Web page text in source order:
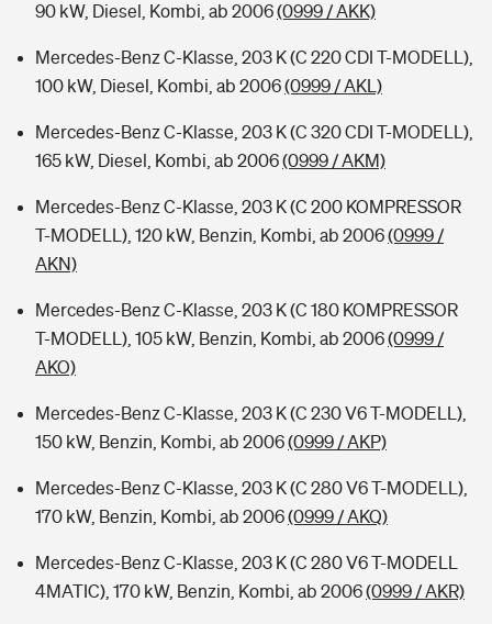
90 kW, Diesel, Kombi, ab 2006(0999 / AKK)
Mercedes-Benz C-Klasse, 203 K (C 220 CDI T-MODELL),
100 kW, Diesel, Kombi, ab 2006(0999 / AKL)
Mercedes-Benz C-Klasse, 203 K (C 320 CDI T-MODELL),
165 kW, Diesel, Kombi, ab 2006(0999 / AKM)
Mercedes-Benz C-Klasse, 203 K (C 200 KOMPRESSOR
T-MODELL), 120 kW, Benzin, Kombi, ab 2006(0999 /
AKN)
Mercedes-Benz C-Klasse, 203 K (C 180 KOMPRESSOR
T-MODELL), 105 kW, Benzin, Kombi, ab 2006(0999 /
AKO)
Mercedes-Benz C-Klasse, 203 K (C 230 V6 T-MODELL),
150 kW, Benzin, Kombi, ab 2006(0999 / AKP)
Mercedes-Benz C-Klasse, 203 K (C 280 V6 T-MODELL),
170 kW, Benzin, Kombi, ab 2006(0999 / AKQ)
Mercedes-Benz C-Klasse, 203 K (C 280 V6 T-MODELL
4MATIC), 170 kW, Benzin, Kombi, ab 2006(0999 / AKR)